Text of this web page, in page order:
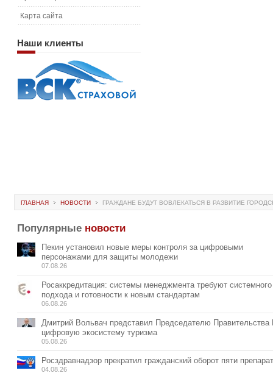
Карта сайта
Наши клиенты
ГЛАВНАЯ НОВОСТИ ГРАЖДАНЕ БУДУТ ВОВЛЕКАТЬСЯ В РАЗВИТИЕ
Популярные новости
Пекин установил новые меры контроля за цифровыми
персонажами для защиты молодежи
07.08.26
Росаккредитация: системы менеджмента требуют системного
подхода и готовности к новым стандартам
06.08.26
Дмитрий Вольвач представил Председателю
цифровую экосистему туризма
05.08.26
Росздравнадзор прекратил гражданский оборот пяти
04.08.26